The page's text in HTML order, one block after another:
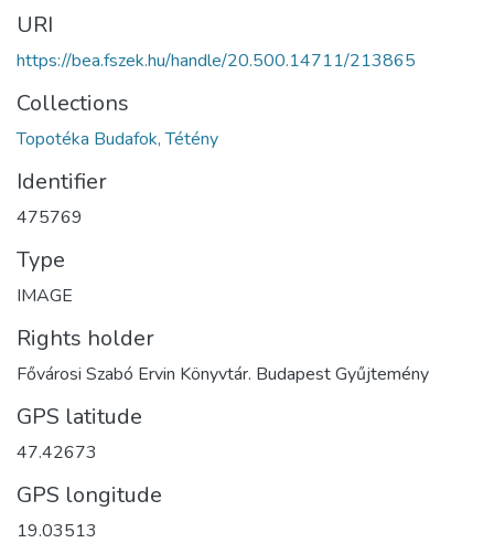
URI
https://bea.fszek.hu/handle/20.500.14711/213865
Collections
Topotéka Budafok, Tétény
Identifier
475769
Type
IMAGE
Rights holder
Fővárosi Szabó Ervin Könyvtár. Budapest Gyűjtemény
GPS latitude
47.42673
GPS longitude
19.03513